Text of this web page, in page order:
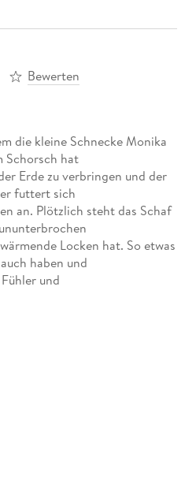
Bewerten
die kleine Schnecke Monika
Schorsch hat
Erde zu verbringen und der
futtert sich
an. Plötzlich steht das Schaf
Locken hat. So etwas
haben und
und
die etwa aus Versehen